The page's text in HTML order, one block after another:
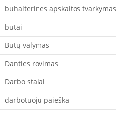
buhalterines apskaitos tvarkymas
butai
Butų valymas
Danties rovimas
Darbo stalai
darbotuoju paieška